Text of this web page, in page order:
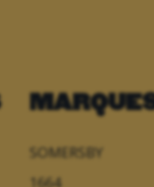
SOMERSBY
1664